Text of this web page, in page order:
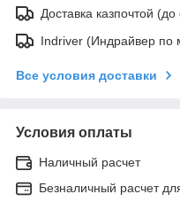
Доставка казпочтой
Indriver (Индрайвер по
Все условия доставки
Условия оплаты
Наличный расчет
Безналичный расчет